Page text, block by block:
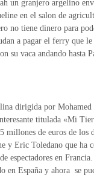
un granjero argelino
en el salon de
no tiene dinero para
a pagar el ferry que
su vaca andando hasta
dirigida por Mohamed
titulada «Mi
millones de euros de los
y Eric Toledano que ha
espectadores en Francia.
en España y ahora se